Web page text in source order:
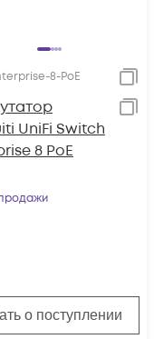
8-PoE
UniFi Switch
8 PoE
о поступлении